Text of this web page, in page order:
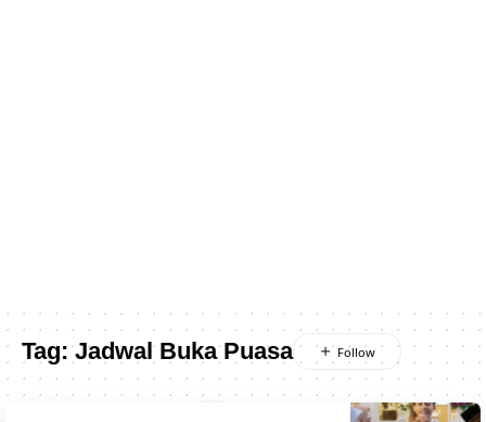
Tag:Jadwal Buka Puasa